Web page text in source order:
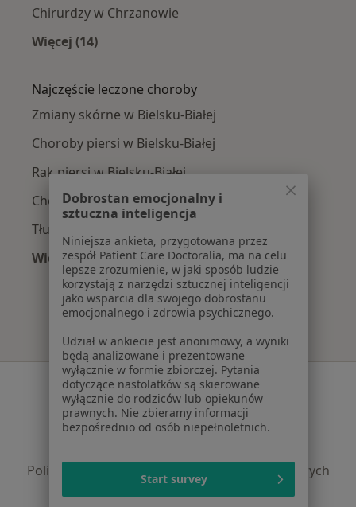
Chirurdzy w Chrzanowie
Więcej (14)
Najczęście leczone choroby
Zmiany skórne w Bielsku-Białej
Choroby piersi w Bielsku-Białej
Rak piersi w Bielsku-Białej
Choroby chirurgiczne w Bielsku-Białej
Tłuszczaki w Bielsku-Białej
Więcej (15)
Więcej w kategorii: Najczęście leczone
Serwis
Regulamin
Polityka prywatności pacjentów
Polityka prywatności dla profesjonalistów, których
dane pozyskaliśmy samodzielnie
Dobrostan emocjonalny i
sztuczna inteligencja
Niniejsza ankieta, przygotowana przez
zespół Patient Care Doctoralia, ma na celu
lepsze zrozumienie, w jaki sposób ludzie
korzystają z narzędzi sztucznej inteligencji
jako wsparcia dla swojego dobrostanu
emocjonalnego i zdrowia psychicznego.
Udział w ankiecie jest anonimowy, a wyniki
będą analizowane i prezentowane
wyłącznie w formie zbiorczej. Pytania
dotyczące nastolatków są skierowane
wyłącznie do rodziców lub opiekunów
prawnych. Nie zbieramy informacji
bezpośrednio od osób niepełnoletnich.
Start survey